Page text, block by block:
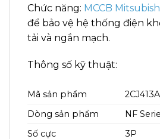
Chức năng: MCCB
để bảo vệ hệ thống điện
tải và ngắn mạch.
Thông số kỹ thuật:
Mã sản phẩm
Dòng sản phẩm
NF
Số cực
3P